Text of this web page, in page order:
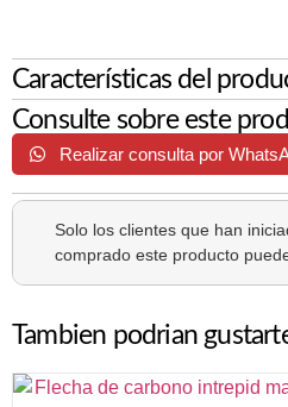
Características del
Consulte sobre este
Realizar consulta por
Solo los clientes que han
comprado este producto
Tambien podrian